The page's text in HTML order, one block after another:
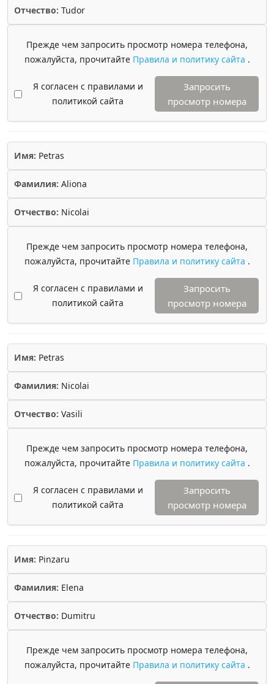
Отчество: Tudor
Прежде чем запросить просмотр номера телефона,
пожалуйста, прочитайте Правила и политику сайта .
Я согласен с правилами и
политикой сайта
Запросить
просмотр номера
Имя: Petras
Фамилия: Aliona
Отчество: Nicolai
Прежде чем запросить просмотр номера телефона,
пожалуйста, прочитайте Правила и политику сайта .
Я согласен с правилами и
политикой сайта
Запросить
просмотр номера
Имя: Petras
Фамилия: Nicolai
Отчество: Vasili
Прежде чем запросить просмотр номера телефона,
пожалуйста, прочитайте Правила и политику сайта .
Я согласен с правилами и
политикой сайта
Запросить
просмотр номера
Имя: Pinzaru
Фамилия: Elena
Отчество: Dumitru
Прежде чем запросить просмотр номера телефона,
пожалуйста, прочитайте Правила и политику сайта .